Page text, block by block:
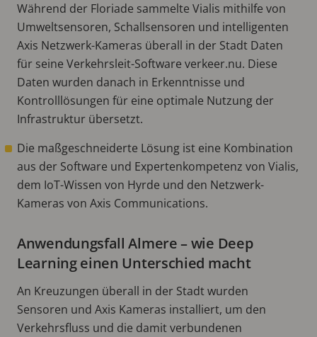
Während der Floriade sammelte Vialis mithilfe von
Umweltsensoren, Schallsensoren und intelligenten
Axis Netzwerk-Kameras überall in der Stadt Daten
für seine Verkehrsleit-Software verkeer.nu. Diese
Daten wurden danach in Erkenntnisse und
Kontrolllösungen für eine optimale Nutzung der
Infrastruktur übersetzt.
Die maßgeschneiderte Lösung ist eine Kombination
aus der Software und Expertenkompetenz von Vialis,
dem IoT-Wissen von Hyrde und den Netzwerk-
Kameras von Axis Communications.
Anwendungsfall Almere – wie Deep
Learning einen Unterschied macht
An Kreuzungen überall in der Stadt wurden
Sensoren und Axis Kameras installiert, um den
Verkehrsfluss und die damit verbundenen